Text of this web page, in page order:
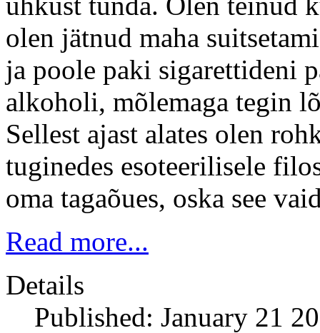
olen jätnud maha
ja poole paki sigarettideni
alkoholi, mõlemaga tegin
Sellest ajast alates olen
tuginedes esoteerilisele
oma tagaõues, oska see
Read more...
Details
Published: January 21